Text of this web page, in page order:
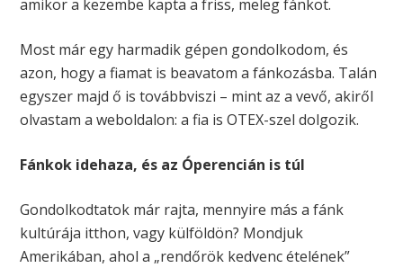
amikor a kezembe kapta a friss, meleg fánkot.
Most már egy harmadik gépen gondolkodom, és
azon, hogy a fiamat is beavatom a fánkozásba. Talán
egyszer majd ő is továbbviszi – mint az a vevő, akiről
olvastam a weboldalon: a fia is OTEX-szel dolgozik.
Fánkok idehaza, és az Óperencián is túl
Gondolkodtatok már rajta, mennyire más a fánk
kultúrája itthon, vagy külföldön? Mondjuk
Amerikában, ahol a „rendőrök kedvenc ételének”